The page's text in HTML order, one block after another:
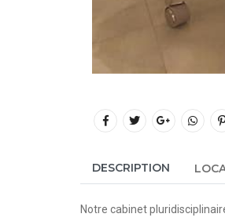
DESCRIPTION
Notre cabinet